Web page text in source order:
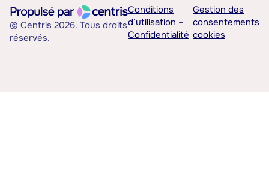
© Centris 2026. Tous droits
réservés.
Conditions
d’utilisation –
Confidentialité
Gestion des
consentements
cookies